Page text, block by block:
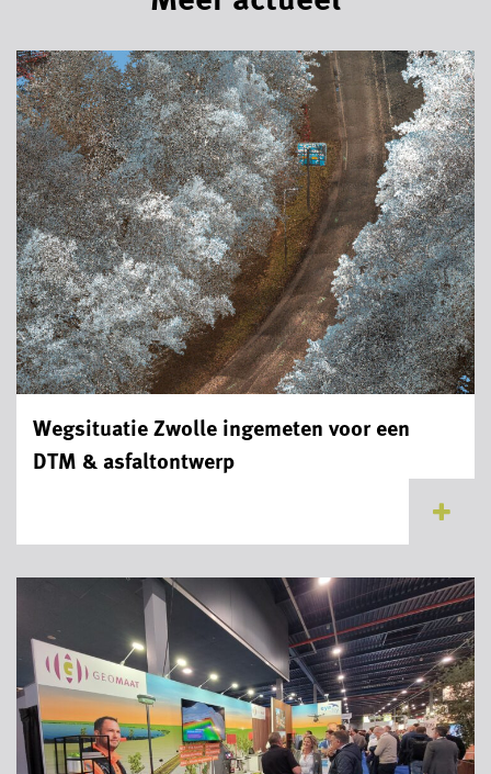
Wegsituatie Zwolle ingemeten voor een
DTM & asfaltontwerp